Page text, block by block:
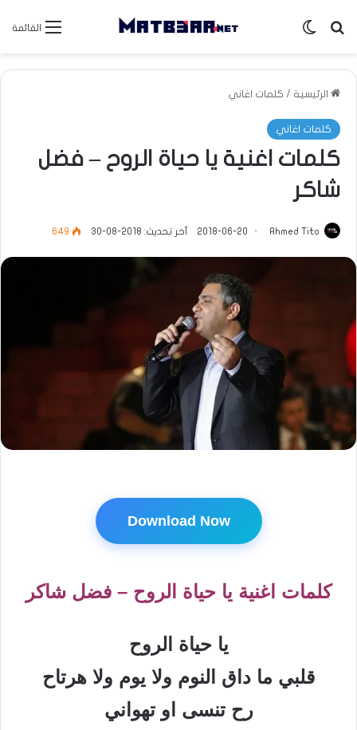
القائمة بحث عنالوضع المظلم
الرئيسية / كلمات اغاني
كلمات اغاني
كلمات اغنية يا حياة الروح – فضل
شاكر
Ahmed Tito
2018-06-20 آخر تحديث: 2018-08-30 649
Download Now
كلمات اغنية يا حياة الروح – فضل شاكر
يا حياة الروح
قلبي ما داق النوم ولا يوم ولا هرتاح
رح تنسى او تهواني